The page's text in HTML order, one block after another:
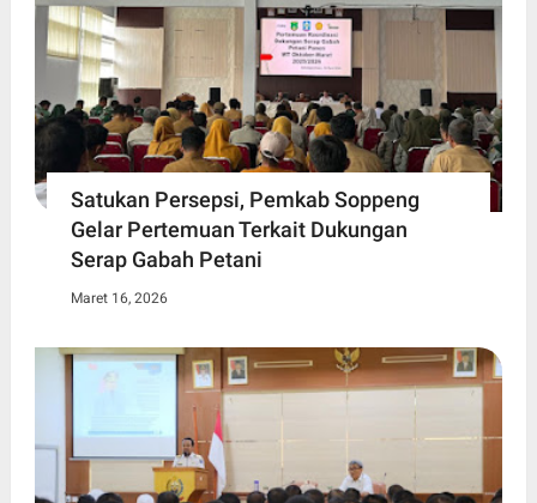
Satukan Persepsi, Pemkab Soppeng
Gelar Pertemuan Terkait Dukungan
Serap Gabah Petani
Maret 16, 2026